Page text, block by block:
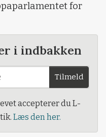
for
i indbakken
Tilmeld
accepterer du L-
Læs den her.